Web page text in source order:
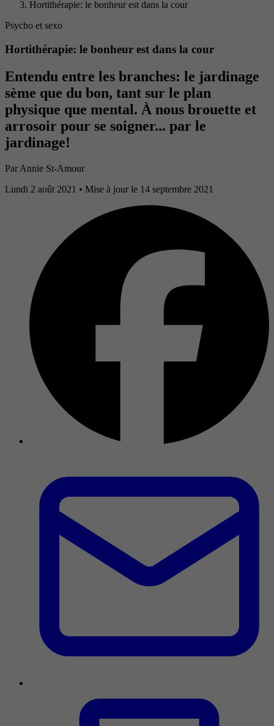
Hortithérapie: le bonheur est dans la cour
Psycho et sexo
Hortithérapie: le bonheur est dans la cour
Entendu entre les branches: le jardinage
sème que du bon, tant sur le plan
physique que mental. À nous brouette et
arrosoir pour se soigner... par le
jardinage!
Par Annie St-Amour
Lundi 2 août 2021 • Mise à jour le 14 septembre 2021